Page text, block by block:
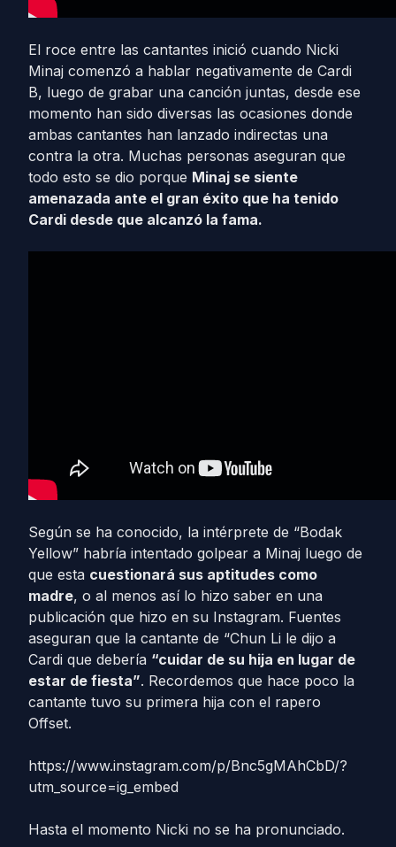
El roce entre las cantantes inició cuando Nicki
Minaj comenzó a hablar negativamente de Cardi
B, luego de grabar una canción juntas, desde ese
momento han sido diversas las ocasiones donde
ambas cantantes han lanzado indirectas una
contra la otra. Muchas personas aseguran que
todo esto se dio porque Minaj se siente
amenazada ante el gran éxito que ha tenido
Cardi desde que alcanzó la fama.
Según se ha conocido, la intérprete de “Bodak
Yellow” habría intentado golpear a Minaj luego de
que esta cuestionará sus aptitudes como
madre, o al menos así lo hizo saber en una
publicación que hizo en su Instagram. Fuentes
aseguran que la cantante de “Chun Li le dijo a
Cardi que debería “cuidar de su hija en lugar de
estar de fiesta”. Recordemos que hace poco la
cantante tuvo su primera hija con el rapero
Offset.
https://www.instagram.com/p/Bnc5gMAhCbD/?
utm_source=ig_embed
Hasta el momento Nicki no se ha pronunciado.